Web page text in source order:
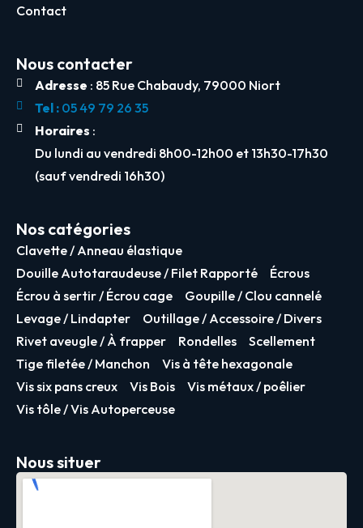
Contact
Nous contacter
Adresse : 85 Rue Chabaudy, 79000 Niort
Tel :05 49 79 26 35
Horaires :
Du lundi au vendredi 8h00-12h00 et 13h30-17h30
(sauf vendredi 16h30)
Nos catégories
Clavette / Anneau élastique
Douille Autotaraudeuse / Filet Rapporté
Écrous
Écrou à sertir / Écrou cage
Goupille / Clou cannelé
Levage / Lindapter
Outillage / Accessoire / Divers
Rivet aveugle / À frapper
Rondelles
Scellement
Tige filetée / Manchon
Vis à tête hexagonale
Vis six pans creux
Vis Bois
Vis métaux / poêlier
Vis tôle / Vis Autoperceuse
Nous situer